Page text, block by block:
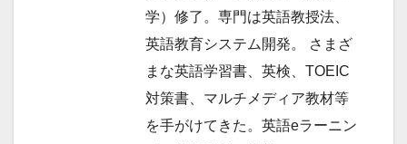
学）修了。専門は英語教授法、
英語教育システム開発。 さまざ
まな英語学習書、英検、TOEIC
対策書、マルチメディア教材等
を手がけてきた。英語eラーニン